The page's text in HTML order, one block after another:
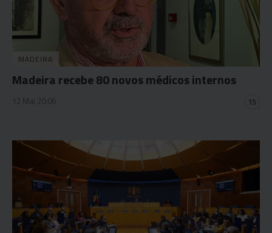
MADEIRA
Madeira recebe 80 novos médicos internos
12 Mai 20:06 15